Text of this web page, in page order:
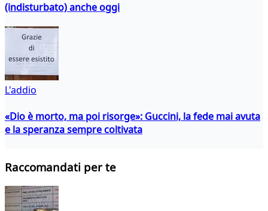
(indisturbato) anche oggi
L'addio
«Dio è morto, ma poi risorge»: Guccini, la fede mai avuta
e la speranza sempre coltivata
Raccomandati per te